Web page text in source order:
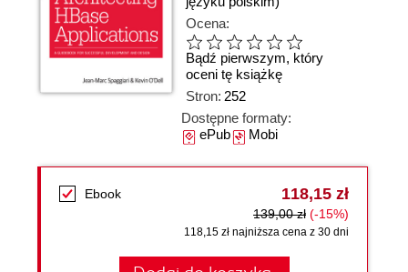
Ocena:
Bądź pierwszym, który
oceni tę książkę
Stron: 252
Dostępne formaty:
ePubMobi
Ebook 118,15 zł
139,00 zł (-15%)
118,15 zł najniższa cena z 30 dni